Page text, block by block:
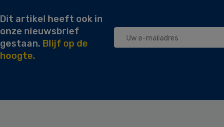
Dit artikel heeft ook in
onze nieuwsbrief
gestaan. Blijf op de
hoogte.